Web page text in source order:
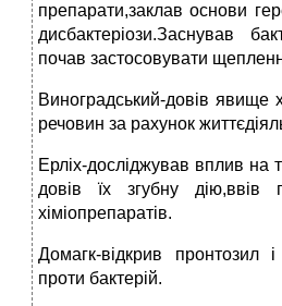
препарати,заклав основи
дисбактеріози.Заснував
почав застосовувати
Виноградський-довів явище
речовин за рахунок
Ерліх-досліджував вплив на
довів їх згубну дію,ввів
хіміопрепаратів.
Домагк-відкрив пронтозил
проти бактерій.